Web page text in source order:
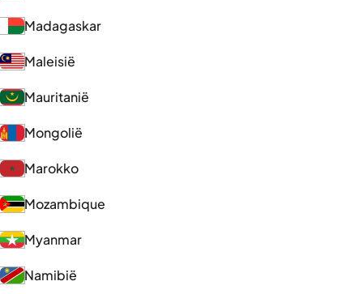
Madagaskar
Maleisië
Mauritanië
Mongolië
Marokko
Mozambique
Myanmar
Namibië